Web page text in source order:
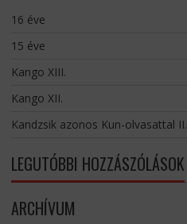
16 éve
15 éve
Kango XIII.
Kango XII.
Kandzsik azonos Kun-olvasattal II.
LEGUTÓBBI HOZZÁSZÓLÁSOK
ARCHÍVUM